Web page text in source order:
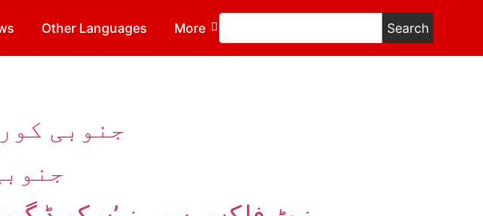
Other Languages More Search
جنوبی